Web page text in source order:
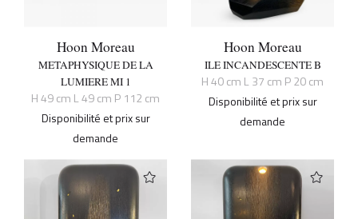
Hoon Moreau
METAPHYSIQUE DE LA
LUMIERE MI 1
H 49 cm L 49 cm P 112 cm
Disponibilité et prix sur
demande
Hoon Moreau
ILE INCANDESCENTE B
H 40 cm L 37 cm P 20 cm
Disponibilité et prix sur
demande